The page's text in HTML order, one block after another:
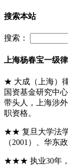
搜索本站
搜索：
上海杨春宝一级
★ 大成（上海）
国资基金研究中
带头人，上海涉
职资格。
★★ 复旦大学法学
（2001）、华东
★★★ 执业30年，